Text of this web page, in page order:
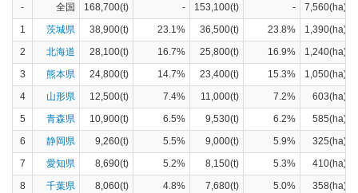
- 全国 168,700(t) - 153,100(t) -
7,560(ha)
1
茨城県 38,900(t) 23.1% 36,500(t) 23.8%
1,390(ha)
2
北海道 28,100(t) 16.7% 25,800(t) 16.9%
1,240(ha)
3
熊本県 24,800(t) 14.7% 23,400(t) 15.3%
1,050(ha)
4
山形県 12,500(t) 7.4% 11,000(t) 7.2%
603(ha)
5
青森県 10,900(t) 6.5% 9,530(t) 6.2%
585(ha)
6
静岡県 9,260(t) 5.5% 9,000(t) 5.9%
325(ha)
7
愛知県 8,690(t) 5.2% 8,150(t) 5.3%
410(ha)
8
千葉県 8,060(t) 4.8% 7,680(t) 5.0%
358(ha)